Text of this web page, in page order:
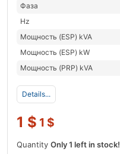
Фаза
Hz
Мощность (ESP) kVA
Мощность (ESP) kW
Мощность (PRP) kVA
Details...
1 $ 1 $
Quantity Only 1 left in stock!